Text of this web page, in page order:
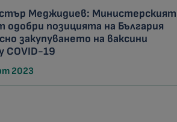
Меджидиев: Министерският
одобри позицията на България
закупуването на ваксини
COVID-19
2023